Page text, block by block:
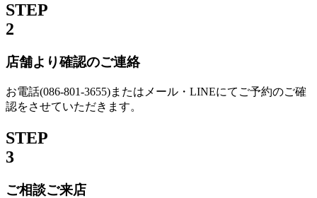
STEP
2
店舗より確認のご連絡
お電話(086-801-3655)またはメール・LINEにてご予約のご確
認をさせていただきます。
STEP
3
ご相談ご来店